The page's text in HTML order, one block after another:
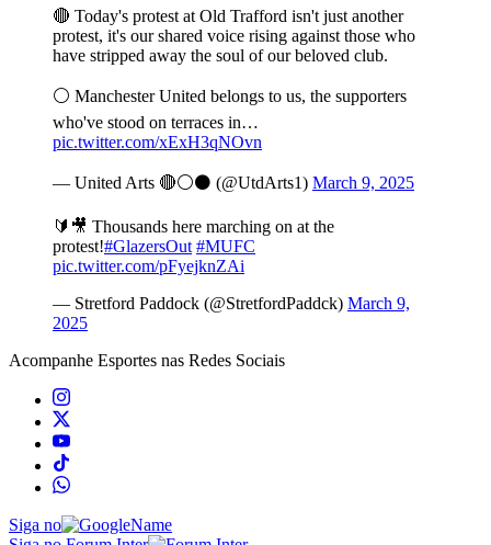
🔴 Today's protest at Old Trafford isn't just another
protest, it's our shared voice rising against those who
have stripped away the soul of our beloved club.
⚪️ Manchester United belongs to us, the supporters
who've stood on terraces in…
pic.twitter.com/xExH3qNOvn
— United Arts 🔴⚪️⚫️ (@UtdArts1) March 9, 2025
🔰🎥 Thousands here marching on at the
protest!#GlazersOut #MUFC
pic.twitter.com/pFyejknZAi
— Stretford Paddock (@StretfordPaddck) March 9,
2025
Acompanhe Esportes nas Redes Sociais
Siga no